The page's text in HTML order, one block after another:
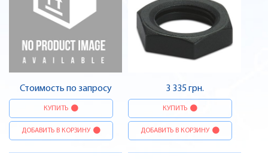
Стоимость по запросу
КУПИТЬ
ДОБАВИТЬ В КОРЗИНУ
3 335 грн.
КУПИТЬ
ДОБАВИТЬ В КОРЗИНУ